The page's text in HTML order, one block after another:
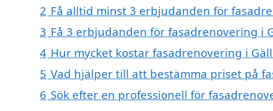
2 Få alltid minst 3 erbjudanden för
3 Få 3 erbjudanden för fasadrenovering i
4 Hur mycket kostar fasadrenovering i
5 Vad hjälper till att bestämma priset på
6 Sök efter en professionell för